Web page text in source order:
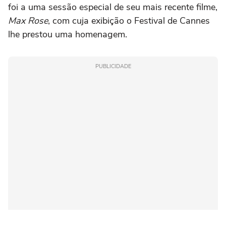
foi a uma sessão especial de seu mais recente filme,
Max Rose, com cuja exibição o Festival de Cannes
lhe prestou uma homenagem.
PUBLICIDADE